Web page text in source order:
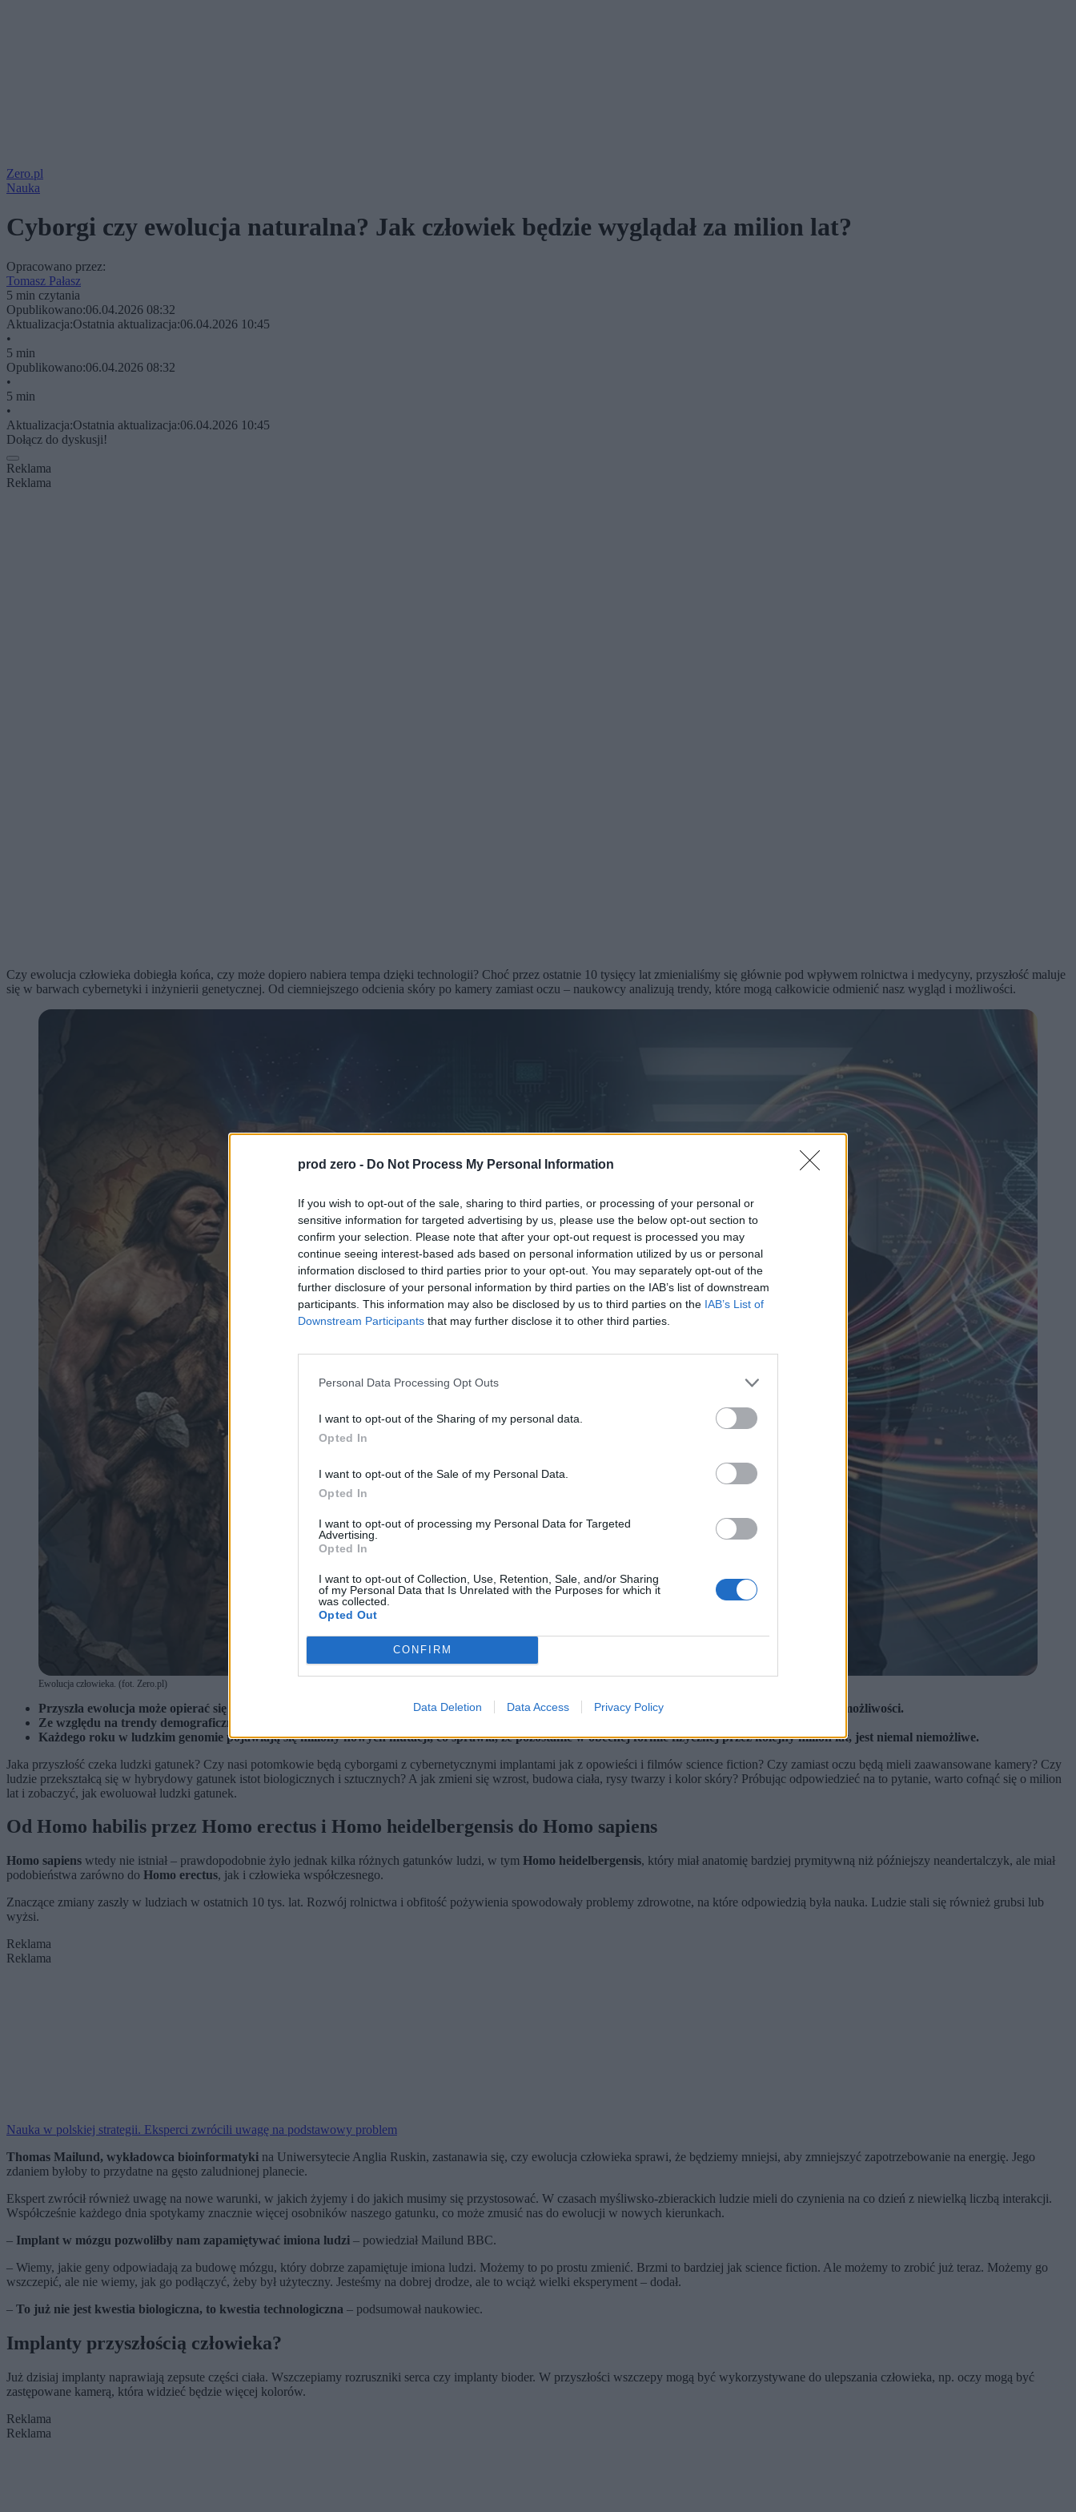
prod zero - Do Not Process My Personal Information
If you wish to opt-out of the sale, sharing to third parties, or processing of your personal or
sensitive information for targeted advertising by us, please use the below opt-out section to
confirm your selection. Please note that after your opt-out request is processed you may
continue seeing interest-based ads based on personal information utilized by us or personal
information disclosed to third parties prior to your opt-out. You may separately opt-out of the
further disclosure of your personal information by third parties on the IAB’s list of downstream
participants. This information may also be disclosed by us to third parties on the IAB’s List of
Downstream Participants that may further disclose it to other third parties.
Personal Data Processing Opt Outs
I want to opt-out of the Sharing of my personal data.
Opted In
I want to opt-out of the Sale of my Personal Data.
Opted In
I want to opt-out of processing my Personal Data for Targeted
Advertising.
Opted In
I want to opt-out of Collection, Use, Retention, Sale, and/or Sharing
of my Personal Data that Is Unrelated with the Purposes for which it
was collected.
Opted Out
CONFIRM
Data Deletion Data Access Privacy Policy
Zero.pl
Nauka
Cyborgi czy ewolucja naturalna? Jak człowiek będzie wyglądał za milion lat?
Opracowano przez:
Tomasz Pałasz
5 min czytania
Opublikowano:06.04.2026 08:32
Aktualizacja:Ostatnia aktualizacja:06.04.2026 10:45
•
5 min
Opublikowano:06.04.2026 08:32
•
5 min
•
Aktualizacja:Ostatnia aktualizacja:06.04.2026 10:45
Dołącz do dyskusji!
Reklama
Reklama
Czy ewolucja człowieka dobiegła końca, czy może dopiero nabiera tempa dzięki technologii? Choć przez ostatnie 10 tysięcy lat zmienialiśmy się głównie pod wpływem rolnictwa i medycyny, przyszłość maluje
się w barwach cybernetyki i inżynierii genetycznej. Od ciemniejszego odcienia skóry po kamery zamiast oczu – naukowcy analizują trendy, które mogą całkowicie odmienić nasz wygląd i możliwości.
Ewolucja człowieka. (fot. Zero.pl)
Przyszła ewolucja może opierać się na „selekcji sztucznej” i implantach, które pozwolą nam ulepszać pamięć oraz zmysły wykraczające poza ludzkie możliwości.
Ze względu na trendy demograficzne i migrację, średni odcień skóry człowieka w przyszłości prawdopodobnie stanie się ciemniejszy.
Każdego roku w ludzkim genomie pojawiają się miliony nowych mutacji, co sprawia, że pozostanie w obecnej formie fizycznej przez kolejny milion lat, jest niemal niemożliwe.
Jaka przyszłość czeka ludzki gatunek? Czy nasi potomkowie będą cyborgami z cybernetycznymi implantami jak z opowieści i filmów science fiction? Czy zamiast oczu będą mieli zaawansowane kamery? Czy
ludzie przekształcą się w hybrydowy gatunek istot biologicznych i sztucznych? A jak zmieni się wzrost, budowa ciała, rysy twarzy i kolor skóry? Próbując odpowiedzieć na to pytanie, warto cofnąć się o milion
lat i zobaczyć, jak ewoluował ludzki gatunek.
Od Homo habilis przez Homo erectus i Homo heidelbergensis do Homo sapiens
Homo sapiens wtedy nie istniał – prawdopodobnie żyło jednak kilka różnych gatunków ludzi, w tym Homo heidelbergensis, który miał anatomię bardziej prymitywną niż późniejszy neandertalczyk, ale miał
podobieństwa zarówno do Homo erectus, jak i człowieka współczesnego.
Znaczące zmiany zaszły w ludziach w ostatnich 10 tys. lat. Rozwój rolnictwa i obfitość pożywienia spowodowały problemy zdrowotne, na które odpowiedzią była nauka. Ludzie stali się również grubsi lub
wyżsi.
Reklama
Reklama
Nauka w polskiej strategii. Eksperci zwrócili uwagę na podstawowy problem
Thomas Mailund, wykładowca bioinformatyki na Uniwersytecie Anglia Ruskin, zastanawia się, czy ewolucja człowieka sprawi, że będziemy mniejsi, aby zmniejszyć zapotrzebowanie na energię. Jego
zdaniem byłoby to przydatne na gęsto zaludnionej planecie.
Ekspert zwrócił również uwagę na nowe warunki, w jakich żyjemy i do jakich musimy się przystosować. W czasach myśliwsko-zbierackich ludzie mieli do czynienia na co dzień z niewielką liczbą interakcji.
Współcześnie każdego dnia spotykamy znacznie więcej osobników naszego gatunku, co może zmusić nas do ewolucji w nowych kierunkach.
– Implant w mózgu pozwoliłby nam zapamiętywać imiona ludzi – powiedział Mailund BBC.
– Wiemy, jakie geny odpowiadają za budowę mózgu, który dobrze zapamiętuje imiona ludzi. Możemy to po prostu zmienić. Brzmi to bardziej jak science fiction. Ale możemy to zrobić już teraz. Możemy go
wszczepić, ale nie wiemy, jak go podłączyć, żeby był użyteczny. Jesteśmy na dobrej drodze, ale to wciąż wielki eksperyment – dodał.
– To już nie jest kwestia biologiczna, to kwestia technologiczna – podsumował naukowiec.
Implanty przyszłością człowieka?
Już dzisiaj implanty naprawiają zepsute części ciała. Wszczepiamy rozruszniki serca czy implanty bioder. W przyszłości wszczepy mogą być wykorzystywane do ulepszania człowieka, np. oczy mogą być
zastępowane kamerą, która widzieć będzie więcej kolorów.
Reklama
Reklama